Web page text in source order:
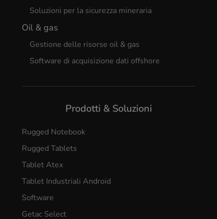
Soluzioni per la sicurezza mineraria
Oil & gas
Gestione delle risorse oil & gas
Software di acquisizione dati offshore
Prodotti & Soluzioni
Rugged Notebook
Rugged Tablets
Tablet Atex
Tablet Industriali Android
Software
Getac Select